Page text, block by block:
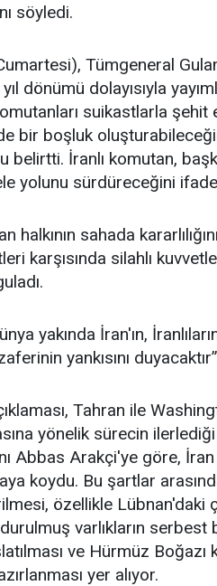
söyledi.
Tümgeneral
dönümü dolayısıyla
suikastlarla şehit
bir boşluk
belirtti. İranlı komutan,
yolunu sürdüreceğini
halkının sahada
karşısında silahlı
yakında İran'ın,
yankısını
Tahran ile
yönelik sürecin
Abbas Arakçi'ye göre,
koydu. Bu şartlar
özellikle Lübnan'daki
varlıkların serbest
ve Hürmüz Boğazı
yer alıyor.